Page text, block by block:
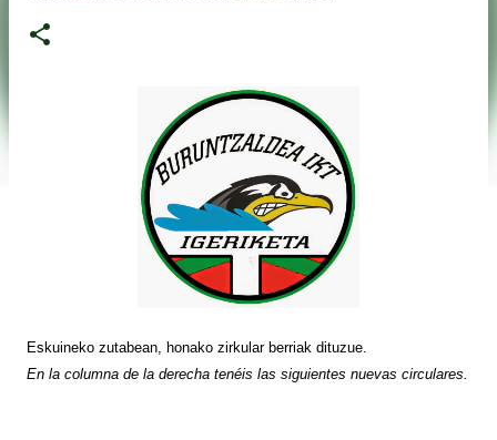
Eskuineko zutabean, honako zirkular berriak dituzue.
En la columna de la derecha tenéis las siguientes nuevas circulares.